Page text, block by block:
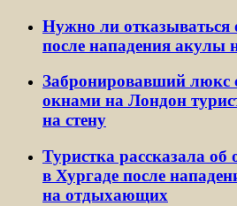
Нужно ли отказываться
после нападения акулы
Забронировавший
окнами на Лондон
на стену
Туристка рассказала об
в Хургаде после
на отдыхающих